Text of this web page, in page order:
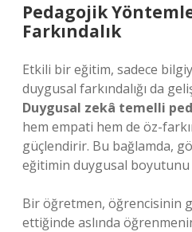
Pedagojik
Farkındalık
Etkili bir eğitim, sadece
duygusal farkındalığı da
Duygusal zekâ temelli
hem empati hem de öz-
güçlendirir. Bu bağlamda,
eğitimin duygusal boyutunu
Bir öğretmen, öğrencisinin
ettiğinde aslında